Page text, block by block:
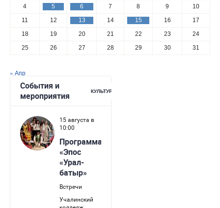
4
5 6 7 8 9
10
11
12 13 14 15 16
17
18
19 20 21 22 23
24
25
26 27 28 29 30 31
« Апр